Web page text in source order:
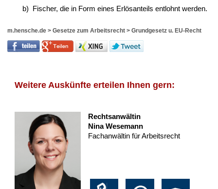
b) Fischer, die in Form eines Erlösanteils entlohnt werden.
m.hensche.de > Gesetze zum Arbeitsrecht > Grundgesetz u. EU-Recht
Weitere Auskünfte erteilen Ihnen gern:
Rechtsanwältin
Nina Wesemann
Fachanwältin für Arbeitsrecht